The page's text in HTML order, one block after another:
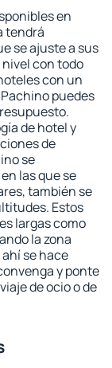
en
tendrá
se ajuste a sus
con todo
con un
puedes
de hotel y
de
se
las que se
también se
Estos
largas como
la zona
se hace
y ponte
de ocio o de